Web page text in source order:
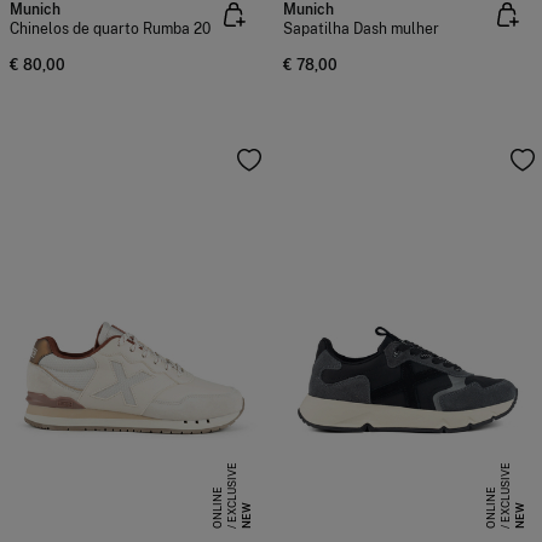
Munich
Chinelos de quarto Rumba 20
€ 80,00
Munich
Sapatilha Dash mulher
€ 78,00
NEW
E
X
C
L
US
I
V
E
O
N
L
I
N
E NEW
E
X
C
L
US
I
V
E
O
N
L
I
N
E